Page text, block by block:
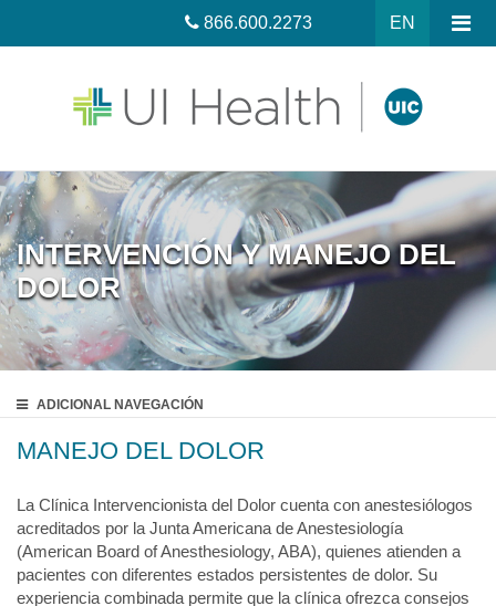
EN
866.600.2273
INTERVENCIÓN Y MANEJO DEL
DOLOR
ADICIONAL NAVEGACIÓN
MANEJO DEL DOLOR
La Clínica Intervencionista del Dolor cuenta con anestesiólogos
acreditados por la Junta Americana de Anestesiología
(American Board of Anesthesiology, ABA), quienes atienden a
pacientes con diferentes estados persistentes de dolor. Su
experiencia combinada permite que la clínica ofrezca consejos